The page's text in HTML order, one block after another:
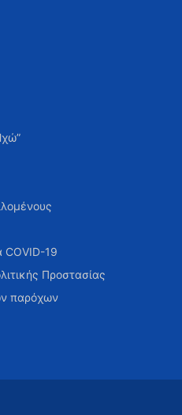
COVID-19
Προστασίας
παρόχων